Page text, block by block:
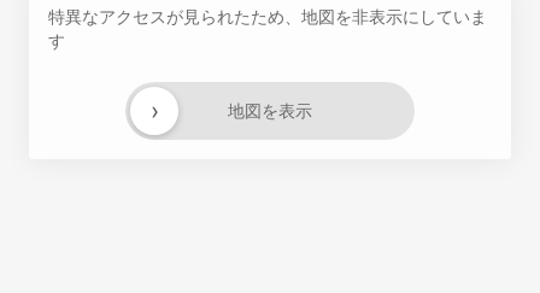
特異なアクセスが見られたため、地図を非表示にしていま
す
地図を表示
›